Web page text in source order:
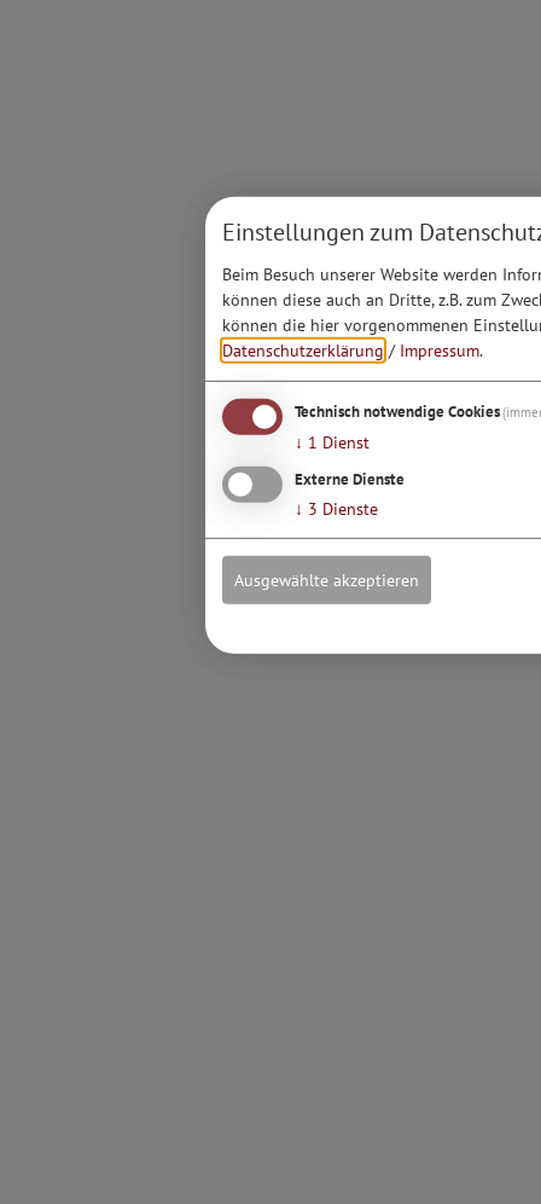
Einstellungen zum
Beim Besuch unserer Website werden
können diese auch an Dritte, z.B. zum
können die hier vorgenommenen
Datenschutzerklärung / Impressum.
Technisch notwendige Cookies
↓ 1 Dienst
Externe Dienste
↓ 3 Dienste
Ausgewählte akzeptieren